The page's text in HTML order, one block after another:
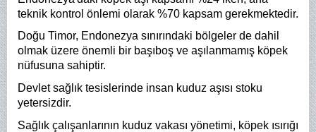
teknik kontrol önlemi olarak %70 kapsam gerekmektedir.
Doğu Timor, Endonezya sınırındaki bölgeler de dahil
olmak üzere önemli bir başıboş ve aşılanmamış köpek
nüfusuna sahiptir.
Devlet sağlık tesislerinde insan kuduz aşısı stoku
yetersizdir.
Sağlık çalışanlarının kuduz vakası yönetimi, köpek ısırığı